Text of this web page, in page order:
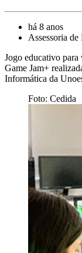
há 8 anos
Assessoria
Jogo educativo
Game Jam+
Informática da
Foto: Cedida